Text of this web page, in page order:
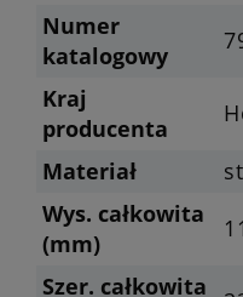
Numer
katalogowy
Kraj
producenta
Materiał
Wys. całkowita
(mm)
Szer. całkowita